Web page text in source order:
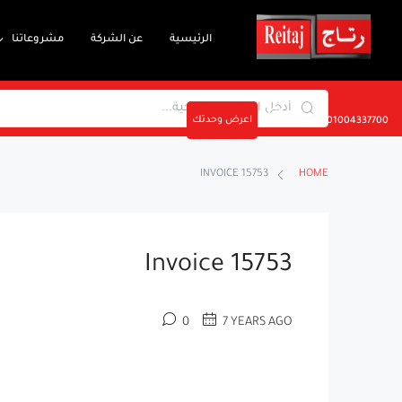
الرئيسية عن الشركة مشروعاتنا
01004337700 اعرض وحدتك
HOME
INVOICE 15753
Invoice 15753
7 YEARS AGO
0